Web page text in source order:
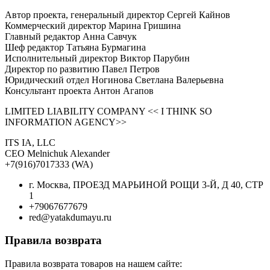
Автор проекта, генеральный директор Сергей Кайнов
Коммерческий директор Марина Гришина
Главный редактор Анна Савчук
Шеф редактор Татьяна Бурмагина
Исполнительный директор Виктор Парубин
Директор по развитию Павел Петров
Юридический отдел Ногинова Светлана Валерьевна
Консультант проекта Антон Агапов
LIMITED LIABILITY COMPANY << I THINK SO
INFORMATION AGENCY>>
ITS IA, LLC
CEO Melnichuk Alexander
+7(916)7017333 (WA)
г. Москва, ПРОЕЗД МАРЬИНОЙ РОЩИ 3-Й, Д 40, СТР
1
+79067677679
red@yatakdumayu.ru
Правила возврата
Правила возврата товаров на нашем сайте: